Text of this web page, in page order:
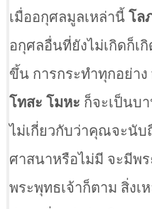
เมื่ออกุศลมูลเหล่านี้ โล
อกุศลอื่นที่ยังไม่เกิดก็เ
ขึ้น การกระทำทุกอย่า
โทสะ โมหะ ก็จะเป็นบ
ไม่เกี่ยวกับว่าคุณจะนับ
ศาสนาหรือไม่มี จะมีพ
พระพุทธเจ้าก็ตาม สิ่งเ